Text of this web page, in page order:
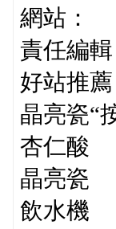
網站：
責任編
好站推薦
晶亮瓷“
杏仁酸
晶亮瓷
飲水機